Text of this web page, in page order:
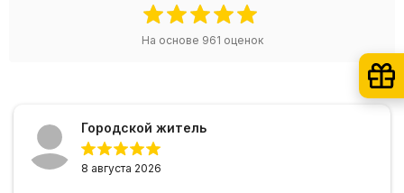
На основе 961 оценок
Городской житель
8 августа 2026